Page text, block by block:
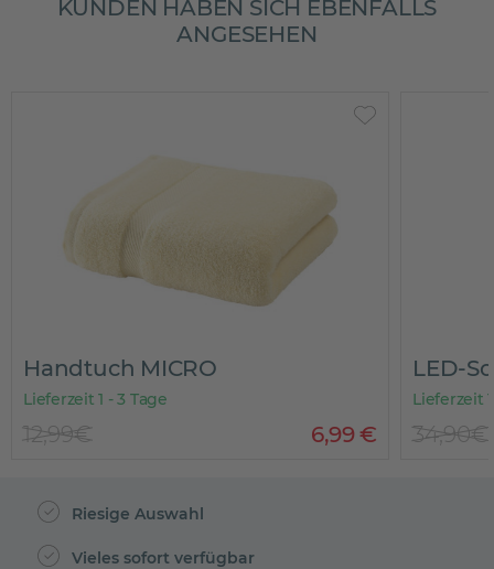
KUNDEN HABEN SICH EBENFALLS
ANGESEHEN
Handtuch MICRO
Lieferzeit 1 - 3 Tage
6,99€
12,99€
Lieferzeit
34,90€
Riesige Auswahl
Vieles sofort verfügbar